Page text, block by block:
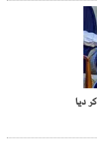
دیا